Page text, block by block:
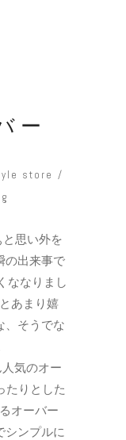
ー
store
思い外を
の出来事で
ななりまし
あまり嬉
、そうでな
す。
人気のオー
りとした
オーバー
ンプルに